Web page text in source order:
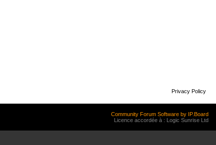
Privacy Policy
Community Forum Software by IP.Board
Licence accordée à : Logic Sunrise Ltd